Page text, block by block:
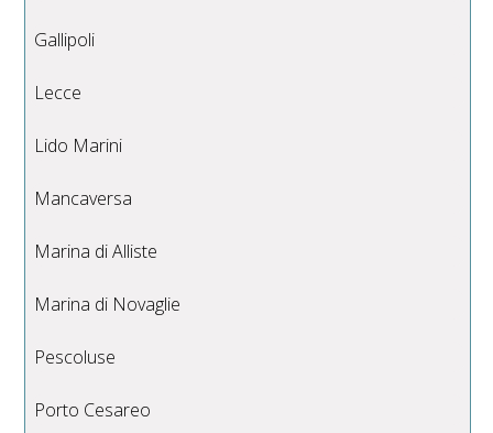
Gallipoli
Lecce
Lido Marini
Mancaversa
Marina di Alliste
Marina di Novaglie
Pescoluse
Porto Cesareo